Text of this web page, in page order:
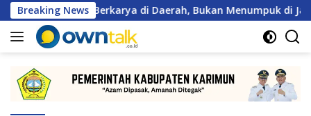
Langsung
ke
konten
Breaking News
2 Wajib Berkarya di Daerah, Bukan Menumpuk di Jakarta